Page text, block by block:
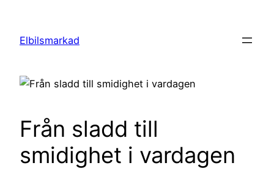
innehåll
Elbilsmarkad
Från sladd till
smidighet i vardagen